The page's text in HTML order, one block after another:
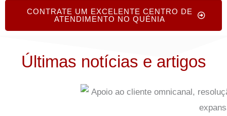
CONTRATE UM EXCELENTE CENTRO DE
ATENDIMENTO NO QUÉNIA
Últimas notícias e artigos